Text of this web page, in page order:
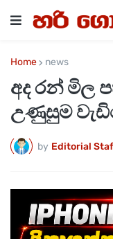
Home news
අද රන් මිල
උණුසුම
by Editorial